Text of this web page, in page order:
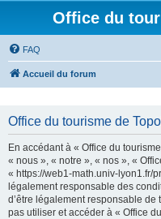
Office du
FAQ
Accueil du forum
Office du tourisme de
En accédant à « Office du
« nous », « notre », « nos », «
« https://web1-math.univ-lyon1.fr/
légalement responsable des
d’être légalement responsable
pas utiliser et accéder à « Office